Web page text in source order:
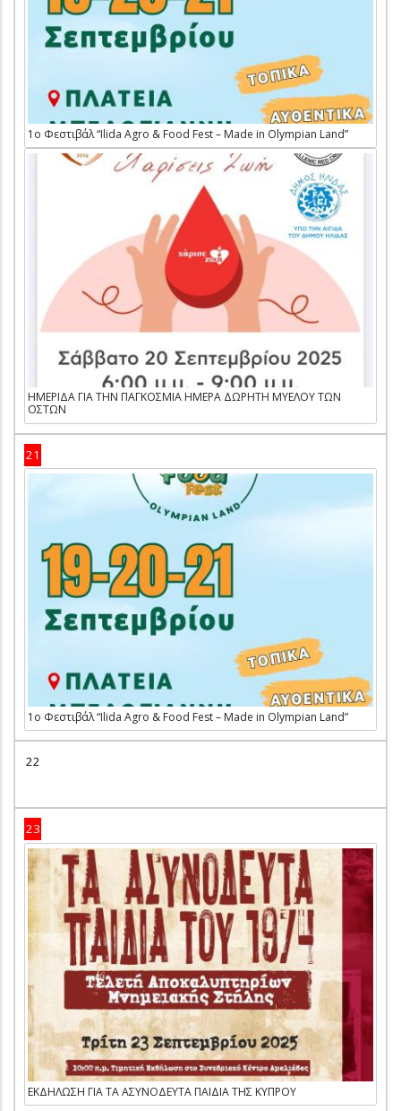
1ο Φεστιβάλ “Ilida Agro & Food Fest – Made in Olympian Land”
ΗΜΕΡΙΔΑ ΓΙΑ ΤΗΝ ΠΑΓΚΟΣΜΙΑ ΗΜΕΡΑ ΔΩΡΗΤΗ ΜΥΕΛΟΥ ΤΩΝ
ΟΣΤΩΝ
21
1ο Φεστιβάλ “Ilida Agro & Food Fest – Made in Olympian Land”
22
23
ΕΚΔΗΛΩΣΗ ΓΙΑ ΤΑ ΑΣΥΝΟΔΕΥΤΑ ΠΑΙΔΙΑ ΤΗΣ ΚΥΠΡΟΥ